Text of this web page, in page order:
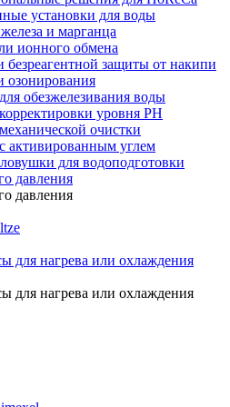
установки для воды
и марганца
ионного обмена
безреагентной защиты от накипи
озонирования
обезжелезивания воды
уровня PH
очистки
активированным углем
для водоподготовки
давления
давления
для нагрева или охлаждения
для нагрева или охлаждения